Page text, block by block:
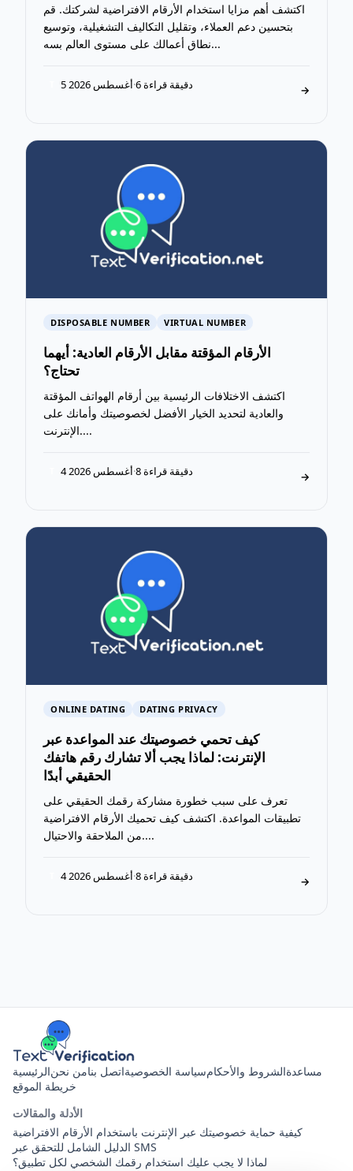
اكتشف أهم مزايا استخدام الأرقام الافتراضية لشركتك. قم
بتحسين دعم العملاء، وتقليل التكاليف التشغيلية، وتوسيع
نطاق أعمالك على مستوى العالم بسه...
5 أغسطس 2026· 6 دقيقة قراءة →
DISPOSABLE NUMBER VIRTUAL NUMBER
الأرقام المؤقتة مقابل الأرقام العادية: أيهما
تحتاج؟
اكتشف الاختلافات الرئيسية بين أرقام الهواتف المؤقتة
والعادية لتحديد الخيار الأفضل لخصوصيتك وأمانك على
الإنترنت....
4 أغسطس 2026· 8 دقيقة قراءة →
ONLINE DATING DATING PRIVACY
كيف تحمي خصوصيتك عند المواعدة عبر
الإنترنت: لماذا يجب ألا تشارك رقم هاتفك
الحقيقي أبدًا
تعرف على سبب خطورة مشاركة رقمك الحقيقي على
تطبيقات المواعدة. اكتشف كيف تحميك الأرقام الافتراضية
من الملاحقة والاحتيال....
4 أغسطس 2026· 8 دقيقة قراءة →
الرئيسيةمن نحناتصل بناسياسة الخصوصيةالشروط والأحكاممساعدة
خريطة الموقع
الأدلة والمقالات
كيفية حماية خصوصيتك عبر الإنترنت باستخدام الأرقام الافتراضية
الدليل الشامل للتحقق عبر SMS
لماذا لا يجب عليك استخدام رقمك الشخصي لكل تطبيق؟